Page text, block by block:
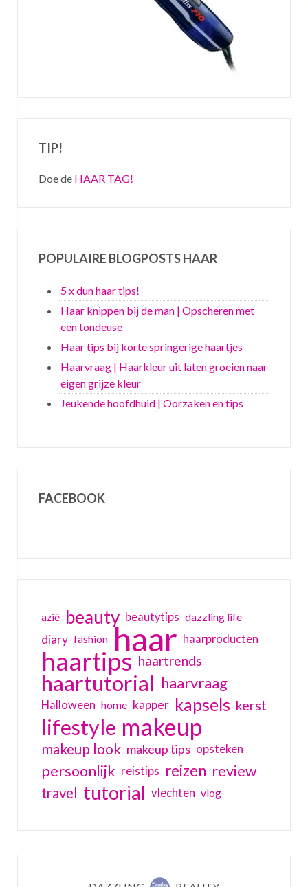
TIP!
Doe de HAAR TAG!
POPULAIRE BLOGPOSTS HAAR
5 x dun haar tips!
Haar knippen bij de man | Opscheren met
een tondeuse
Haar tips bij korte springerige haartjes
Haarvraag | Haarkleur uit laten groeien naar
eigen grijze kleur
Jeukende hoofdhuid | Oorzaken en tips
FACEBOOK
azië beauty beautytips dazzling life
diary fashion haar haarproducten
haartips haartrends
haartutorial haarvraag
Halloween home kapper kapsels kerst
lifestyle makeup
makeup look makeup tips opsteken
persoonlijk reistips reizen review
travel tutorial vlechten vlog